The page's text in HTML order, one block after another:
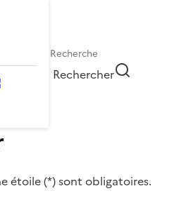
Rechercher
étoile (*) sont obligatoires.